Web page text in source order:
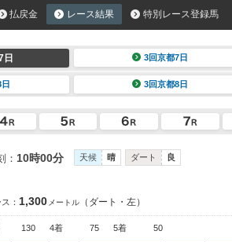
払戻金 レース結果 特別レース登録馬
日 3回京都7日
3回京都8日
： 10時00分 天候 晴 ダート 良
： 1,300 メートル （ダート・左）
130 4着 75 5着 50